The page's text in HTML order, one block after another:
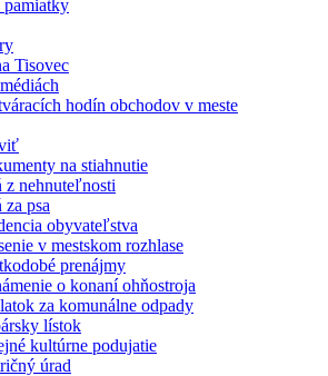
Tisovec
hodín obchodov v meste
na stiahnutie
z nehnuteľnosti
za psa
obyvateľstva
v mestskom rozhlase
prenájmy
o konaní ohňostroja
za komunálne odpady
lístok
kultúrne podujatie
úrad